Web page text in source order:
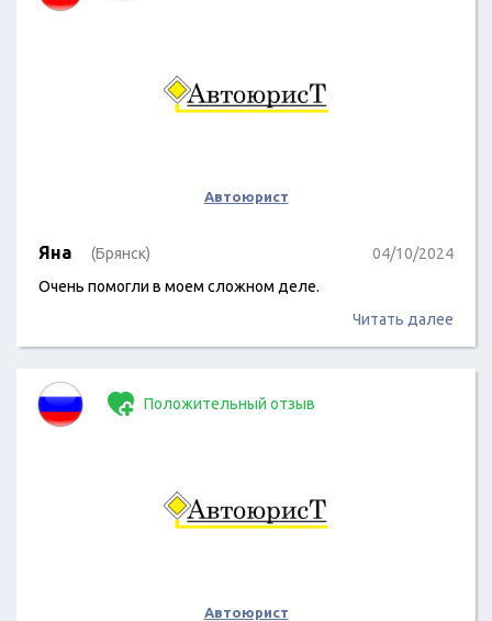
Автоюрист
Яна (Брянск)
04/10/2024
Очень помогли в моем сложном деле.
Читать далее
Положительный отзыв
Автоюрист